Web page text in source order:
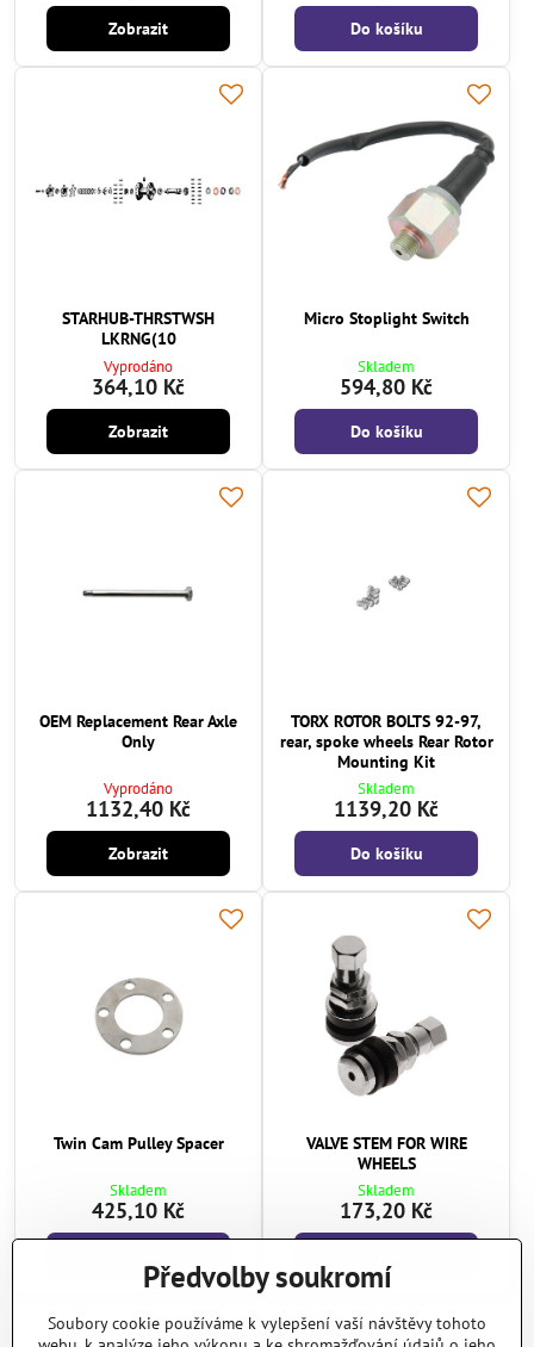
Zobrazit Do košíku
STARHUB-THRSTWSH
LKRNG(10
Vyprodáno
364,10 Kč
Zobrazit
Micro Stoplight Switch
Skladem
594,80 Kč
Do košíku
OEM Replacement Rear Axle
Only
Vyprodáno
1132,40 Kč
Zobrazit
TORX ROTOR BOLTS 92-97,
rear, spoke wheels Rear Rotor
Mounting Kit
Skladem
1139,20 Kč
Do košíku
Twin Cam Pulley Spacer
Skladem
425,10 Kč
VALVE STEM FOR WIRE
WHEELS
Skladem
173,20 Kč
Další produkty
Předvolby soukromí
Soubory cookie používáme k vylepšení vaší návštěvy tohoto